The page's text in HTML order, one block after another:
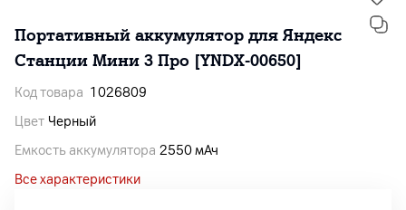
Портативный аккумулятор для Яндекс
Станции Мини 3 Про [YNDX-00650]
Код товара 1026809
Цвет Черный
Емкость аккумулятора 2550 мАч
Все характеристики